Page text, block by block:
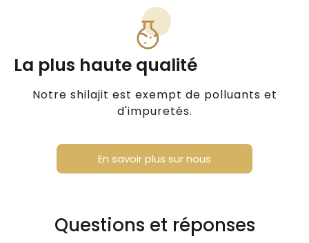
La plus haute qualité
Notre shilajit est exempt de polluants et
d'impuretés.
En savoir plus sur nous
Questions et réponses